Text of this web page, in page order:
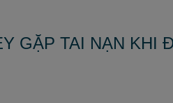
GẶP TAI NẠN KHI